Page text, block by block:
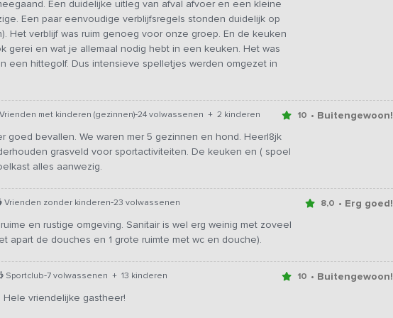
Een duidelijke uitleg van afval afvoer en een kleine
Een paar eenvoudige verblijfsregels stonden duidelijk op
Het verblijf was ruim genoeg voor onze groep. En de keuken
gerei en wat je allemaal nodig hebt in een keuken. Het was
een hittegolf. Dus intensieve spelletjes werden omgezet in
Vrienden met kinderen (gezinnen)-24 volwassenen + 2 kinderen 10 • Buitengewoon!
goed bevallen. We waren mer 5 gezinnen en hond. Heerl8jk
grasveld voor sportactiviteiten. De keuken en ( spoel
alles aanwezig.
Vrienden zonder kinderen-23 volwassenen 8,0 • Erg goed!
en rustige omgeving. Sanitair is wel erg weinig met zoveel
apart de douches en 1 grote ruimte met wc en douche).
Sportclub-7 volwassenen + 13 kinderen 10 • Buitengewoon!
vriendelijke gastheer!